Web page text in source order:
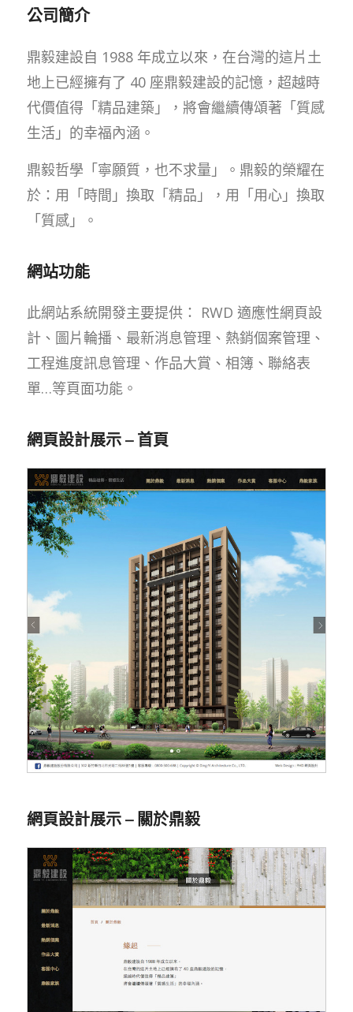
公司簡介
鼎毅建設自 1988 年成立以來，在台灣的這片土
地上已經擁有了 40 座鼎毅建設的記憶，超越時
代價值得「精品建築」，將會繼續傳頌著「質感
生活」的幸福內涵。
鼎毅哲學「寧願質，也不求量」。鼎毅的榮耀在
於：用「時間」換取「精品」，用「用心」換取
「質感」。
網站功能
此網站系統開發主要提供： RWD 適應性網頁設
計、圖片輪播、最新消息管理、熱銷個案管理、
工程進度訊息管理、作品大賞、相簿、聯絡表
單…等頁面功能。
網頁設計展示 – 首頁
網頁設計展示 – 關於鼎毅